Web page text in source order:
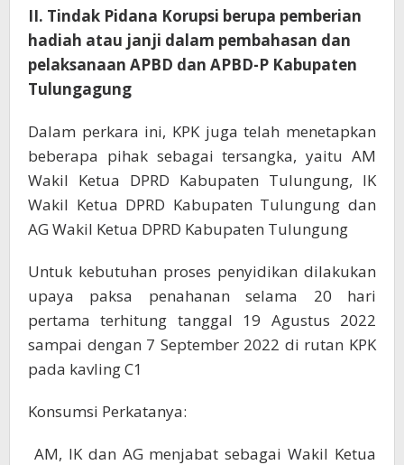
II. Tindak Pidana Korupsi berupa pemberian
hadiah atau janji dalam pembahasan dan
pelaksanaan APBD dan APBD-P Kabupaten
Tulungagung
Dalam perkara ini, KPK juga telah menetapkan
beberapa pihak sebagai tersangka, yaitu AM
Wakil Ketua DPRD Kabupaten Tulungung, IK
Wakil Ketua DPRD Kabupaten Tulungung dan
AG Wakil Ketua DPRD Kabupaten Tulungung
Untuk kebutuhan proses penyidikan dilakukan
upaya paksa penahanan selama 20 hari
pertama terhitung tanggal 19 Agustus 2022
sampai dengan 7 September 2022 di rutan KPK
pada kavling C1
Konsumsi Perkatanya:
AM, IK dan AG menjabat sebagai Wakil Ketua